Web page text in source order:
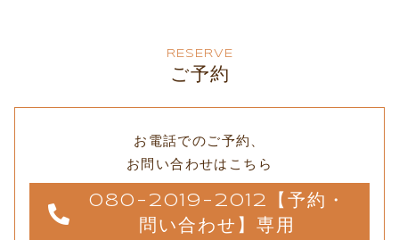
RESERVE
ご予約
お電話でのご予約、
お問い合わせはこちら
080-2019-2012【予約・
問い合わせ】専用